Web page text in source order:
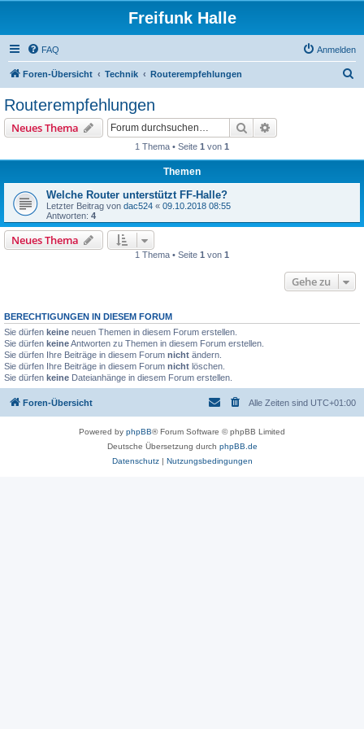
Freifunk Halle
FAQ Anmelden
Foren-Übersicht Technik Routerempfehlungen
Routerempfehlungen
Neues Thema Suche
1 Thema • Seite 1 von 1
Themen
Welche Router unterstützt FF-Halle?
Letzter Beitrag von dac524 « 09.10.2018 08:55
Antworten: 4
Neues Thema
1 Thema • Seite 1 von 1
Gehe zu
BERECHTIGUNGEN IN DIESEM FORUM
Sie dürfen keine neuen Themen in diesem Forum erstellen.
Sie dürfen keineAntworten zu Themen in diesem Forum erstellen.
Sie dürfen Ihre Beiträge in diesem Forum nicht ändern.
Sie dürfen Ihre Beiträge in diesem Forum nicht löschen.
Sie dürfen keine Dateianhänge in diesem Forum erstellen.
Foren-Übersicht Alle Zeiten sind UTC+01:00
Powered by phpBB® Forum Software © phpBB Limited
Deutsche Übersetzung durch phpBB.de
Datenschutz| Nutzungsbedingungen